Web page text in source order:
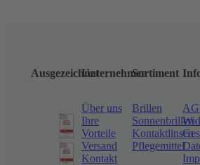
AusgezeichnetUnternehmen
Über uns
Ihre
Vorteile
Versand
Kontakt
Sortiment
Brillen
Sonnenbrillen
Kontaktlinsen
Pflegemittel